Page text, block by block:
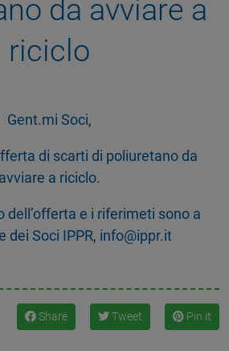
da avviare a
riciclo
Gent.mi Soci,
di scarti di poliuretano da
avviare a riciclo.
dell’offerta e i riferimeti sono a
dei Soci IPPR, info@ippr.it
Share Tweet Pin it